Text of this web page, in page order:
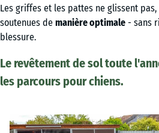
Les griffes et les pattes ne glissent
soutenues de manière optimale - sans
blessure.
Le revêtement de sol toute
les parcours pour chiens.